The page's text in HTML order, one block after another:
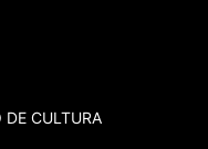
CULTURA